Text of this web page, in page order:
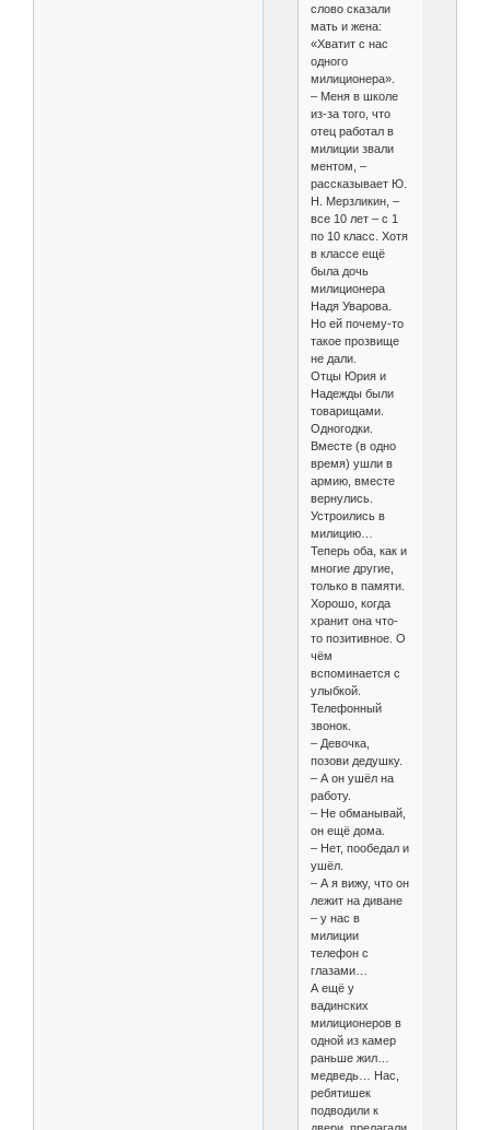
слово сказали
мать и жена:
«Хватит с нас
одного
милиционера».
– Меня в школе
из-за того, что
отец работал в
милиции звали
ментом, –
рассказывает Ю.
Н. Мерзликин, –
все 10 лет – с 1
по 10 класс. Хотя
в классе ещё
была дочь
милиционера
Надя Уварова.
Но ей почему-то
такое прозвище
не дали.
Отцы Юрия и
Надежды были
товарищами.
Одногодки.
Вместе (в одно
время) ушли в
армию, вместе
вернулись.
Устроились в
милицию…
Теперь оба, как и
многие другие,
только в памяти.
Хорошо, когда
хранит она что-
то позитивное. О
чём
вспоминается с
улыбкой.
Телефонный
звонок.
– Девочка,
позови дедушку.
– А он ушёл на
работу.
– Не обманывай,
он ещё дома.
– Нет, пообедал и
ушёл.
– А я вижу, что он
лежит на диване
– у нас в
милиции
телефон с
глазами…
А ещё у
вадинских
милиционеров в
одной из камер
раньше жил…
медведь… Нас,
ребятишек
подводили к